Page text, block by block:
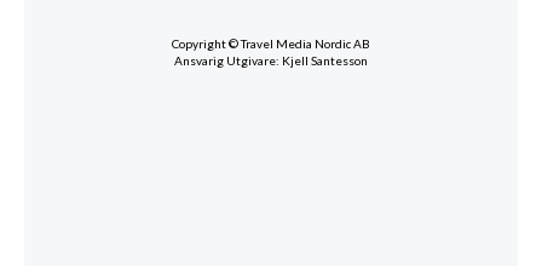
Copyright © Travel Media Nordic AB
Ansvarig Utgivare: Kjell Santesson